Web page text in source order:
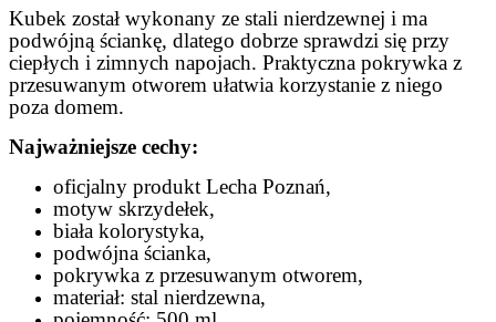
Kubek został wykonany ze stali nierdzewnej i ma
podwójną ściankę, dlatego dobrze sprawdzi się przy
ciepłych i zimnych napojach. Praktyczna pokrywka z
przesuwanym otworem ułatwia korzystanie z niego
poza domem.
Najważniejsze cechy:
oficjalny produkt Lecha Poznań,
motyw skrzydełek,
biała kolorystyka,
podwójna ścianka,
pokrywka z przesuwanym otworem,
materiał: stal nierdzewna,